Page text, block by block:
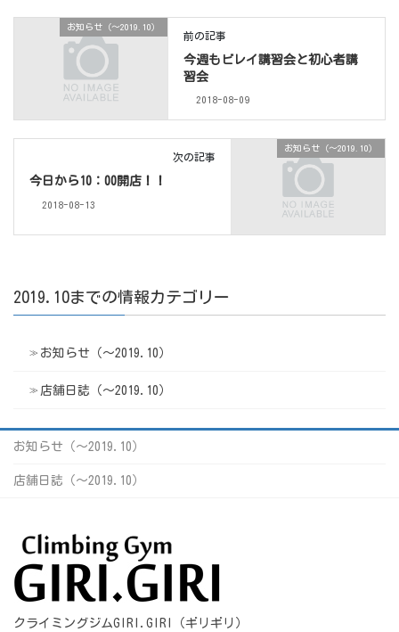
お知らせ（〜2019.10）
前の記事
今週もビレイ講習会と初心者講
習会
2018-08-09
お知らせ（〜2019.10）
次の記事
今日から10：00開店！！
2018-08-13
2019.10までの情報カテゴリー
お知らせ（〜2019.10）
店舗日誌（〜2019.10）
お知らせ（〜2019.10）
店舗日誌（〜2019.10）
クライミングジムGIRI.GIRI（ギリギリ）